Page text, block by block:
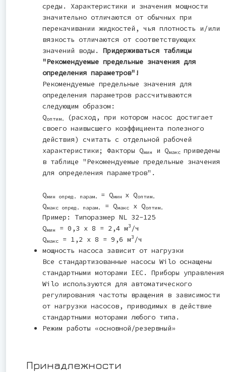
среды. Характеристики и значения мощности
значительно отличаются от обычных при
перекачивании жидкостей, чья плотность и/или
вязкость отличаются от соответствующих
значений воды. Придерживаться таблицы
"Рекомендуемые предельные значения для
определения параметров"!
Рекомендуемые предельные значения для
определения параметров рассчитываются
следующим образом:
Qоптим.
(расход, при котором насос достигает
своего наивысшего коэффициента полезного
действия) считать с отдельной рабочей
характеристики; Факторы Qмин и Qмакс приведены
в таблице "Рекомендуемые предельные значения
для определения параметров".
Qмин опред. парам. = Qмин x Qоптим.
Qмакс опред. парам. = Qмакс x Qоптим.
Пример: Типоразмер NL 32-125
Qмин = 0,3 x 8 = 2,4 м3 /ч
Qмакс = 1,2 x 8 = 9,6 м3 /ч
мощность насоса зависит от нагрузки
Все стандартизованные насосы Wilo оснащены
стандартными моторами IEC. Приборы управления
Wilo используются для автоматического
регулирования частоты вращения в зависимости
от нагрузки насосов, приводимых в действие
стандартными моторами любого типа.
Режим работы «основной/резервный»
Принадлежности